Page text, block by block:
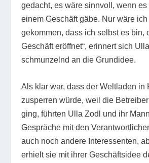
gedacht, es wäre sinnvoll, wenn es
einem Geschäft gäbe. Nur wäre
gekommen, dass ich selbst es bin,
Geschäft eröffnet“, erinnert sich
schmunzelnd an die Grundidee.
Als klar war, dass der Weltladen in
zusperren würde, weil die
ging, führten Ulla Zodl und ihr
Gespräche mit den
auch noch andere Interessenten,
erhielt sie mit ihrer Geschäftsidee